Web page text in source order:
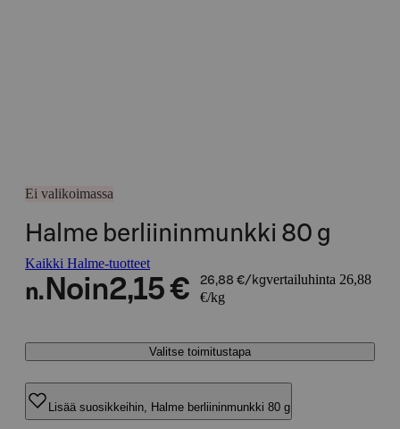
Ei valikoimassa
Halme berliininmunkki 80 g
Kaikki Halme-tuotteet
n. Noin2,15 € 26,88 €/kgvertailuhinta 26,88
€/kg
Valitse toimitustapa
Lisää suosikkeihin, Halme berliininmunkki 80 g